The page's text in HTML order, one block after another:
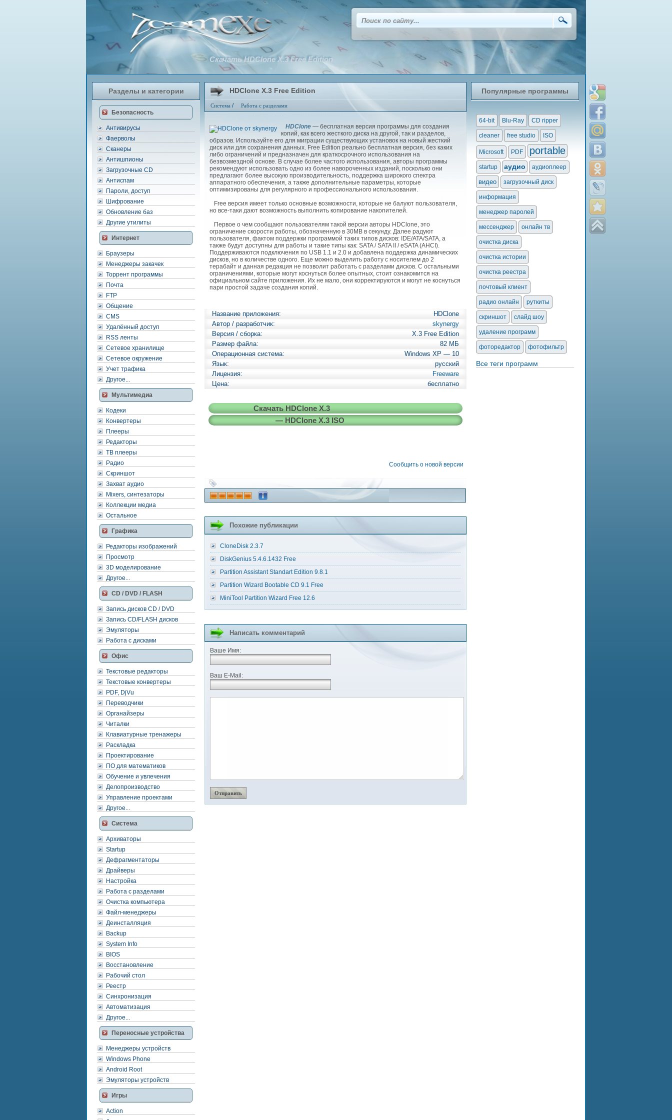
Разделы и категории
Безопасность
Антивирусы
Фаерволы
Сканеры
Антишпионы
Загрузочные CD
Антиспам
Пароли, доступ
Шифрование
Обновление баз
Другие утилиты
Интернет
Браузеры
Менеджеры закачек
Торрент программы
Почта
FTP
Общение
CMS
Удалённый доступ
RSS ленты
Сетевое хранилище
Сетевое окружение
Учет трафика
Другое...
Мультимедиа
Кодеки
Конвертеры
Плееры
Редакторы
ТВ плееры
Радио
Скриншот
Захват аудио
Mixers, синтезаторы
Коллекции медиа
Остальное
Графика
Редакторы изображений
Просмотр
3D моделирование
Другое...
CD / DVD / FLASH
Запись дисков CD / DVD
Запись CD/FLASH дисков
Эмуляторы
Работа с дисками
Офис
Текстовые редакторы
Текстовые конвертеры
PDF, DjVu
Переводчики
Органайзеры
Читалки
Клавиатурные тренажеры
Раскладка
Проектирование
ПО для математиков
Обучение и увлечения
Делопроизводство
Управление проектами
Другое...
Система
Архиваторы
Startup
Дефрагментаторы
Драйверы
Настройка
Работа с разделами
Очистка компьютера
Файл-менеджеры
Деинсталляция
Backup
System Info
BIOS
Восстановление
Рабочий стол
Реестр
Синхронизация
Автоматизация
Другое...
Переносные устройства
Менеджеры устройств
Windows Phone
Android Root
Эмуляторы устройств
Игры
Action
HDClone X.3 Free Edition
Система / Работа с разделами
Скачать HDClone X.3 Free Edition
HDClone — бесплатная версия программы для создания
копий, как всего жесткого диска на другой, так и разделов,
образов. Используйте его для миграции существующих установок на новый жесткий
диск или для сохранения данных. Free Edition реально бесплатная версия, без каких
либо ограничений и предназначен для краткосрочного использования на
безвозмездной основе. В случае более частого использования, авторы программы
рекомендуют использовать одно из более навороченных изданий, посколько они
предлагают более высокую производительность, поддержка широкого спектра
аппаратного обеспечения, а также дополнительные параметры, которые
оптимизированы для регулярного и профессионального использования.
Free версия имеет только основные возможности, которые не балуют пользователя,
но все-таки дают возможность выполнить копирование накопителей.
Первое о чем сообщают пользователям такой версии авторы HDClone, это
ограничение скорости работы, обозначенную в 30MB в секунду. Далее радуют
пользователя, фактом поддержки программой таких типов дисков: IDE/ATA/SATA, а
также будут доступны для работы и такие типы как: SATA / SATA II / eSATA (AHCI).
Поддерживаются подключения по USB 1.1 и 2.0 и добавлена поддержка динамических
дисков, но в количестве одного. Еще можно выделить работу с носителем до 2
терабайт и данная редакция не позволит работать с разделами дисков. С остальными
ограничениями, которые могут коснуться более опытных, стоит ознакомится на
официальном сайте приложения. Их не мало, они корректируются и могут не коснуться
пари простой задаче создания копий.
Название приложения:
HDClone
Автор / разработчик:
skynergy
Версия / сборка:
X.3 Free Edition
Размер файла:
82 МБ
Операционная система:
Windows XP — 10
Язык:
русский
Лицензия:
Freeware
Цена:
бесплатно
Скачать HDClone X.3
— HDClone X.3 ISO
Сообщить о новой версии
Похожие публикации
CloneDisk 2.3.7
DiskGenius 5.4.6.1432 Free
Partition Assistant Standart Edition 9.8.1
Partition Wizard Bootable CD 9.1 Free
MiniTool Partition Wizard Free 12.6
Написать комментарий
Ваше Имя:
Ваш E-Mail:
Популярные программы
64-bit Blu-Ray CD ripper
cleaner free studio ISO
Microsoft PDF portable
startup аудио аудиоплеер
видео загрузочный диск
информация
менеджер паролей
мессенджер онлайн тв
очистка диска
очистка истории
очистка реестра
почтовый клиент
радио онлайн руткиты
скриншот слайд шоу
удаление программ
фоторедактор фотофильтр
Все теги программ